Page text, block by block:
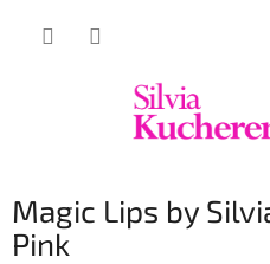
Magic Lips by
Pink